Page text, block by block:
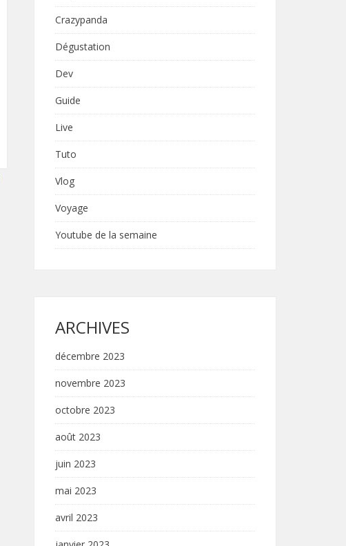
Crazypanda
Dégustation
Dev
Guide
Live
Tuto
Vlog
Voyage
Youtube de la semaine
ARCHIVES
décembre 2023
novembre 2023
octobre 2023
août 2023
juin 2023
mai 2023
avril 2023